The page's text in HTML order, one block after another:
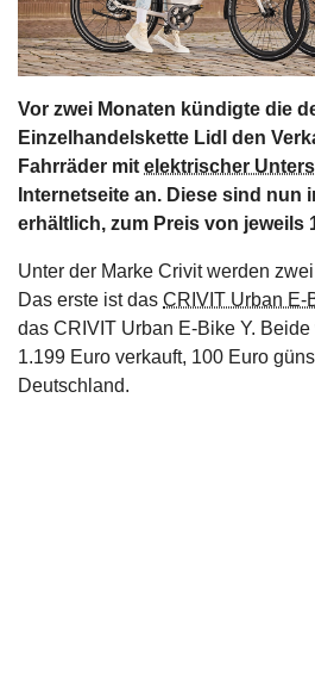
Vor zwei Monaten kündigte die
Einzelhandelskette Lidl den
Fahrräder mit elektrischer
Internetseite an. Diese sind nun
erhältlich, zum Preis von jeweils
Unter der Marke Crivit werden
Das erste ist das CRIVIT Urban E-
das CRIVIT Urban E-Bike Y.
1.199 Euro verkauft, 100 Euro
Deutschland.